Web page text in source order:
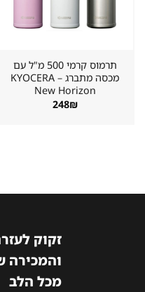
תרמוס קרמי 500 מ"ל עם
מכסה מתברג KYOCERA –
New Horizon
248
זקוק
והמכירה
מכל הלב